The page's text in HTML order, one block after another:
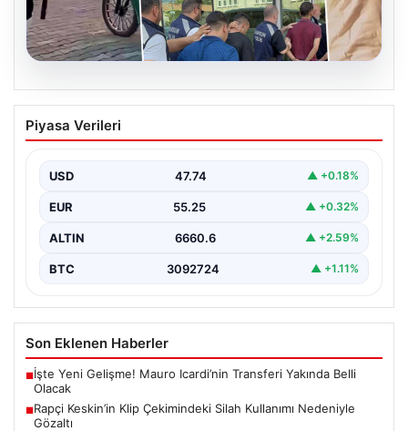
Rapçi Keskin’in Klip Çekimindeki Silah
Kullanımı Nedeniyle Gözaltı
adıyla bilinen rap müzik sanatçısı Yüşa Keskin, klip…
Piyasa Verileri
USD 47.74 ▲ +0.18%
EUR 55.25 ▲ +0.32%
ALTIN 6660.6 ▲ +2.59%
BTC 3092724 ▲ +1.11%
Son Eklenen Haberler
■İşte Yeni Gelişme! Mauro Icardi’nin Transferi Yakında Belli
Olacak
■Rapçi Keskin’in Klip Çekimindeki Silah Kullanımı Nedeniyle
Gözaltı